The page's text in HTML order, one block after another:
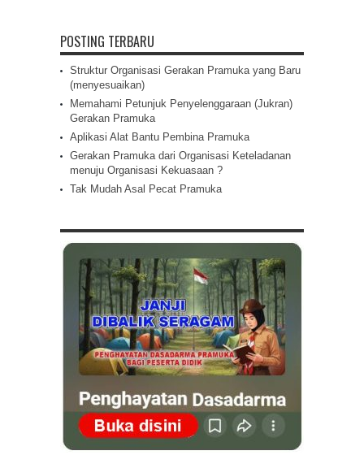
Permendikbudristek Nomor 12 Tahun 2024
tentang Kurikulum pada Paud, Jenjang
Dikdasmen
Unduh pada menu Regulasi - Peraturan terkait
Gerakan Pramuka
POSTING TERBARU
Struktur Organisasi Gerakan Pramuka yang Baru
(menyesuaikan)
Memahami Petunjuk Penyelenggaraan (Jukran)
Gerakan Pramuka
Aplikasi Alat Bantu Pembina Pramuka
Gerakan Pramuka dari Organisasi Keteladanan
menuju Organisasi Kekuasaan ?
Tak Mudah Asal Pecat Pramuka